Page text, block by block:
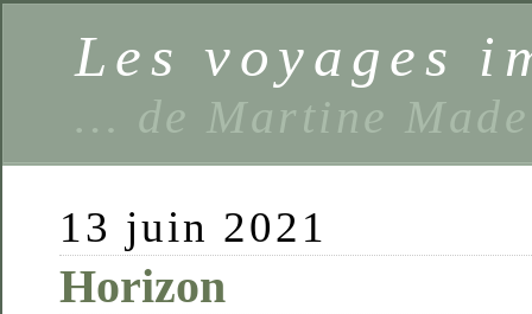
Les voyages
… de Martine
13 juin 2021
Horizon